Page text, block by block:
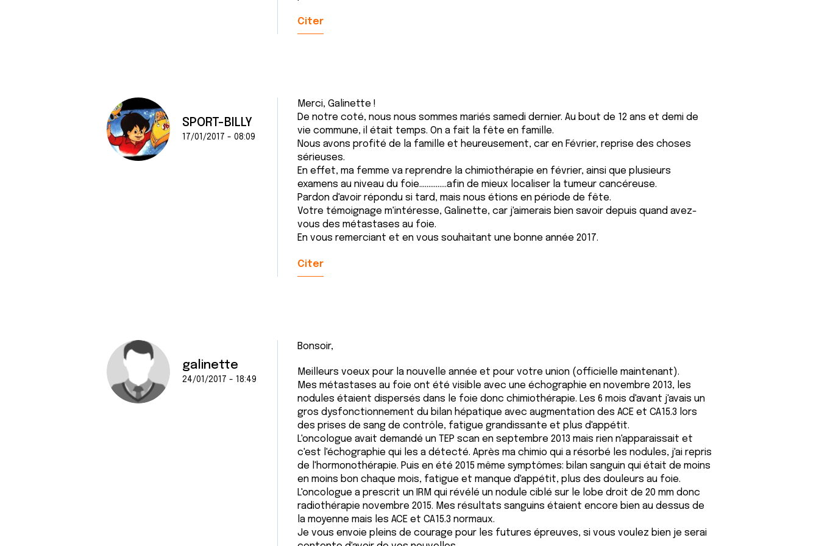
Citer
SPORT-BILLY
17/01/2017 - 08:09
Merci, Galinette !
De notre coté, nous nous sommes mariés samedi dernier. Au bout de 12 ans et demi de
vie commune, il était temps. On a fait la fête en famille.
Nous avons profité de la famille et heureusement, car en Février, reprise des choses
sérieuses.
En effet, ma femme va reprendre la chimiothérapie en février, ainsi que plusieurs
examens au niveau du foie...............afin de mieux localiser la tumeur cancéreuse.
Pardon d'avoir répondu si tard, mais nous étions en période de fête.
Votre témoignage m'intéresse, Galinette, car j'aimerais bien savoir depuis quand avez-
vous des métastases au foie.
En vous remerciant et en vous souhaitant une bonne année 2017.
Citer
galinette
24/01/2017 - 18:49
Bonsoir,
Meilleurs voeux pour la nouvelle année et pour votre union (officielle maintenant).
Mes métastases au foie ont été visible avec une échographie en novembre 2013, les
nodules étaient dispersés dans le foie donc chimiothérapie. Les 6 mois d'avant j'avais un
gros dysfonctionnement du bilan hépatique avec augmentation des ACE et CA15.3 lors
des prises de sang de contrôle, fatigue grandissante et plus d'appétit.
L'oncologue avait demandé un TEP scan en septembre 2013 mais rien n'apparaissait et
c'est l'échographie qui les a détecté. Après ma chimio qui a résorbé les nodules, j'ai repris
de l'hormonothérapie. Puis en été 2015 même symptômes: bilan sanguin qui était de moins
en moins bon chaque mois, fatigue et manque d'appétit, plus des douleurs au foie.
L'oncologue a prescrit un IRM qui révélé un nodule ciblé sur le lobe droit de 20 mm donc
radiothérapie novembre 2015. Mes résultats sanguins étaient encore bien au dessus de
la moyenne mais les ACE et CA15.3 normaux.
Je vous envoie pleins de courage pour les futures épreuves, si vous voulez bien je serai